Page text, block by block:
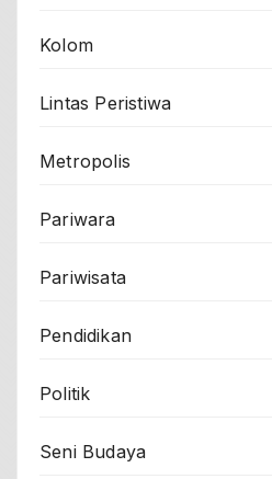
Kolom
Lintas Peristiwa
Metropolis
Pariwara
Pariwisata
Pendidikan
Politik
Seni Budaya